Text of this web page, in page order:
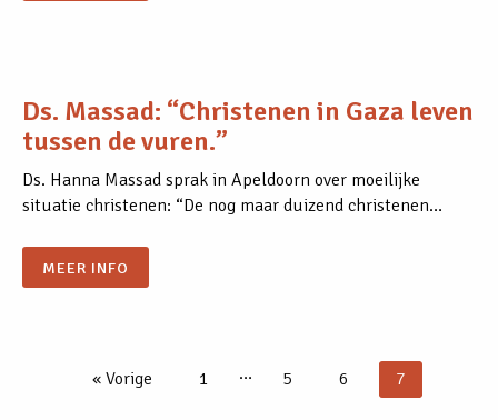
Ds. Massad: “Christenen in Gaza leven
tussen de vuren.”
Ds. Hanna Massad sprak in Apeldoorn over moeilijke
situatie christenen: “De nog maar duizend christenen…
MEER INFO
« Vorige 1 … 5 6 7